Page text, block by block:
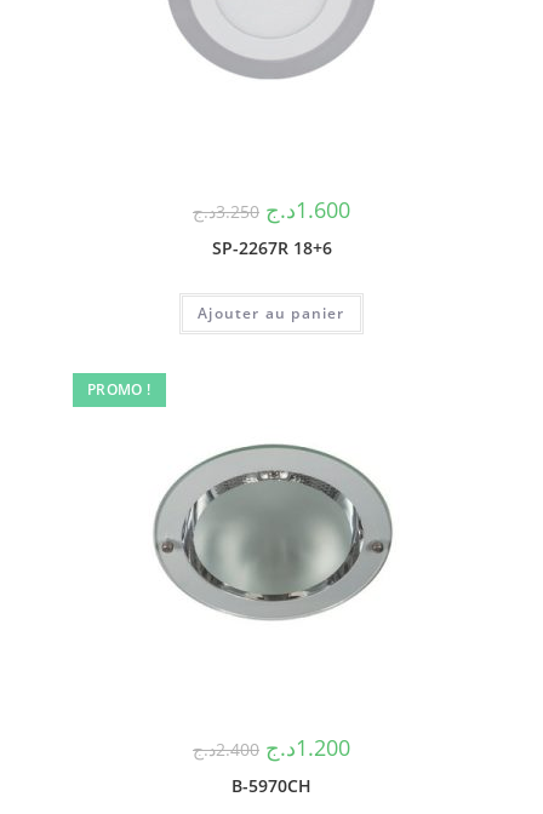
3.250د.ج 1.600د.ج
SP-2267R 18+6
Ajouter au panier
PROMO !
2.400د.ج 1.200د.ج
B-5970CH